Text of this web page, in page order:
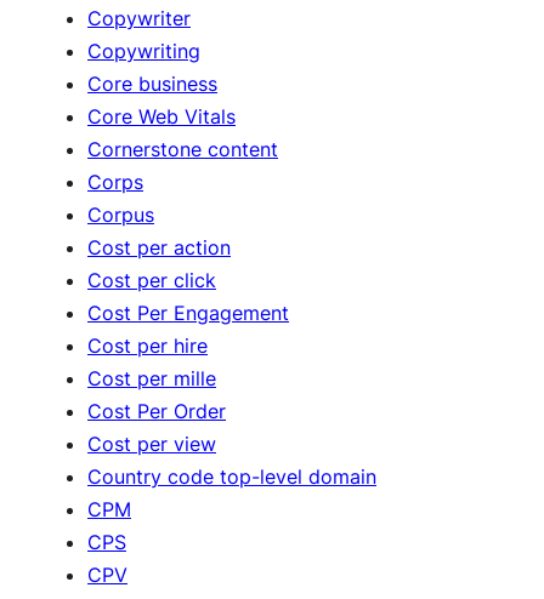
Copywriter
Copywriting
Core business
Core Web Vitals
Cornerstone content
Corps
Corpus
Cost per action
Cost per click
Cost Per Engagement
Cost per hire
Cost per mille
Cost Per Order
Cost per view
Country code top-level domain
CPM
CPS
CPV